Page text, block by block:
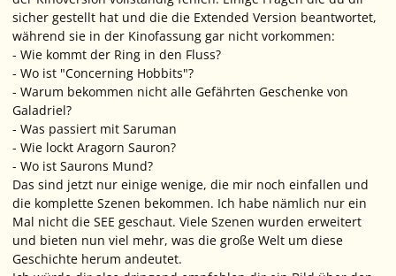
sicher gestellt hat und die die Extended Version beantwortet,
während sie in der Kinofassung gar nicht vorkommen:
- Wie kommt der Ring in den Fluss?
- Wo ist "Concerning Hobbits"?
- Warum bekommen nicht alle Gefährten Geschenke von
Galadriel?
- Was passiert mit Saruman
- Wie lockt Aragorn Sauron?
- Wo ist Saurons Mund?
Das sind jetzt nur einige wenige, die mir noch einfallen und
die komplette Szenen bekommen. Ich habe nämlich nur ein
Mal nicht die SEE geschaut. Viele Szenen wurden erweitert
und bieten nun viel mehr, was die große Welt um diese
Geschichte herum andeutet.